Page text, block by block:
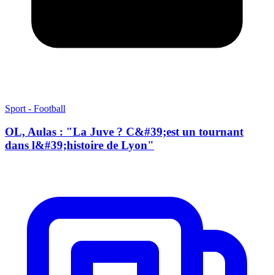
Sport - Football
OL, Aulas : "La Juve ? C&#39;est un tournant
dans l&#39;histoire de Lyon"